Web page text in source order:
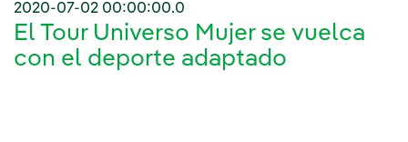
2020-07-02 00:00:00.0
El Tour Universo Mujer se vuelca
con el deporte adaptado